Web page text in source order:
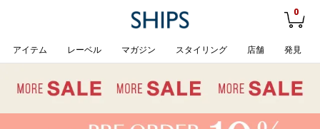
0
アイテム レーベル マガジン スタイリング 店舗 発見